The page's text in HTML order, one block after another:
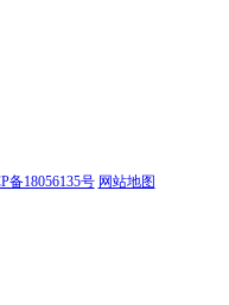
备18056135号 网站地图